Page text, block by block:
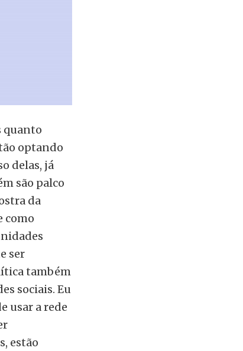
quanto
optando
delas, já
são palco
da
como
ser
também
sociais. Eu
usar a rede
estão